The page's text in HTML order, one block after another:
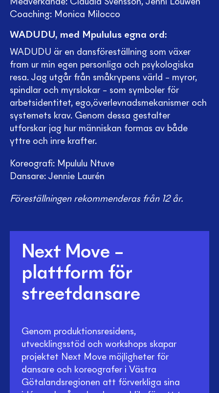
Medverkande: Claudia Svensson, Jenni Louwen
Coaching: Monica Milocco
WADUDU, med Mpululus egna ord:
WADUDU är en dansföreställning som växer
fram ur min egen personliga och psykologiska
resa. Jag utgår från småkrypens värld – myror,
spindlar och myrslokar – som symboler för
arbetsidentitet, ego,överlevnadsmekanismer och
systemets krav. Genom dessa gestalter
utforskar jag hur människan formas av både
yttre och inre krafter.
Koreografi: Mpululu Ntuve
Dansare: Jennie Laurén
Föreställningen rekommenderas från 12 år.
Next Move –
plattform för
streetdansare
Genom produktionsresidens,
utvecklingsstöd och workshops skapar
projektet Next Move möjligheter för
dansare och koreografer i Västra
Götalandsregionen att förverkliga sina